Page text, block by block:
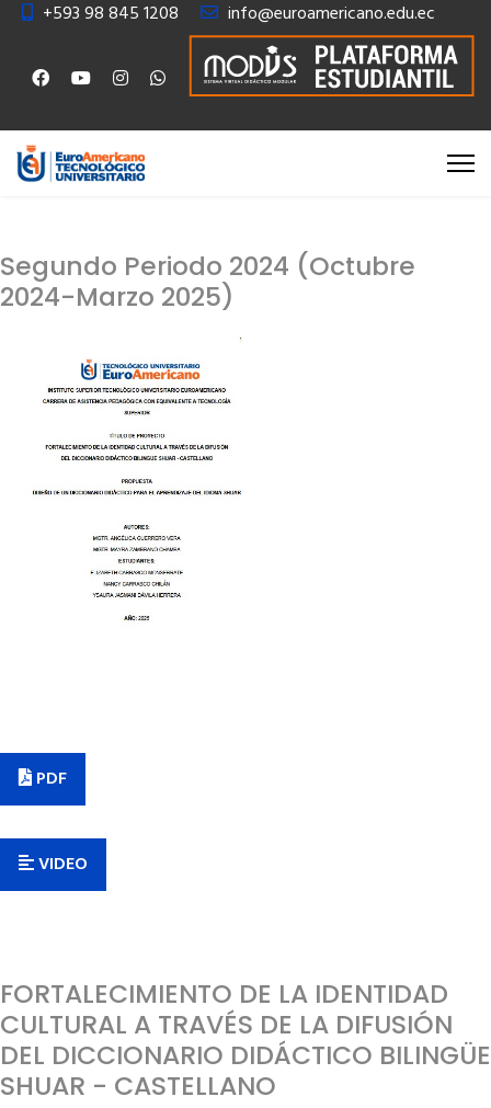
+593 98 845 1208 info@euroamericano.edu.ec
Segundo Periodo 2024 (Octubre
2024-Marzo 2025)
PDF
VIDEO
FORTALECIMIENTO DE LA IDENTIDAD
CULTURAL A TRAVÉS DE LA DIFUSIÓN
DEL DICCIONARIO DIDÁCTICO BILINGÜE
SHUAR - CASTELLANO